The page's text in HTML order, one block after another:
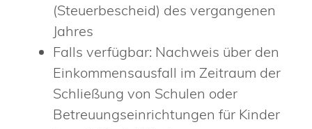
(Steuerbescheid) des vergangenen
Jahres
Falls verfügbar: Nachweis über den
Einkommensausfall im Zeitraum der
Schließung von Schulen oder
Betreuungseinrichtungen für Kinder